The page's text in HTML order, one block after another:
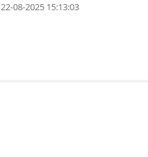
22-08-2025 15:13:03